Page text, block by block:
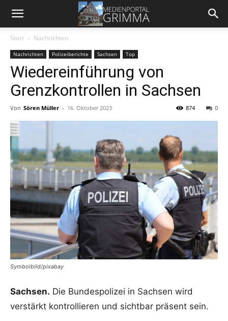
Start Nachrichten
Nachrichten Polizeiberichte Sachsen Top
Wiedereinführung von
Grenzkontrollen in Sachsen
Von Sören Müller - 16. Oktober 2023 0
874
Symbolbild/pixabay
Sachsen. Die Bundespolizei in Sachsen wird
verstärkt kontrollieren und sichtbar präsent sein.